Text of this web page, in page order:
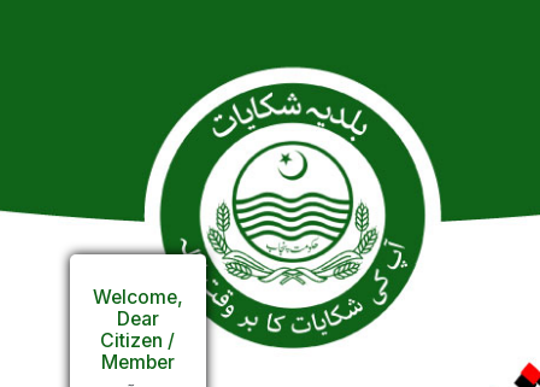
Welcome,
Dear
Citizen /
Member